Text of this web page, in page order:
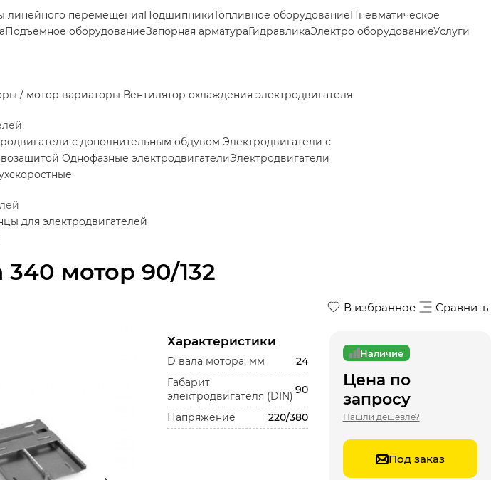
мотор 90/132
линейного перемещенияПодшипникиТопливное оборудованиеПневматическое
Подъемное оборудованиеЗапорная арматураГидравликаЭлектро оборудованиеУслуги
/ мотор вариаторы Вентилятор охлаждения электродвигателя
с дополнительным обдувом Электродвигатели с
Однофазные электродвигателиЭлектродвигатели
для электродвигателей
В избранное Сравнить
Характеристики
D вала мотора, мм
24
Габарит
электродвигателя (DIN)
90
Напряжение 220/380
Наличие
Цена по
запросу
Нашли дешевле?
Под заказ